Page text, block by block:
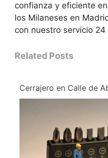
confianza y eficiente
los Milaneses en
con nuestro servicio 24
Related Posts
Cerrajero en Calle de